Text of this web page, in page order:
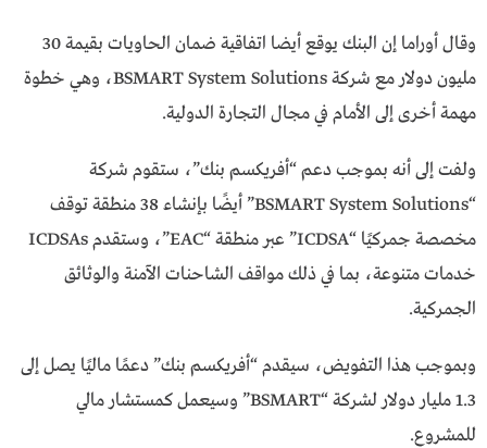
وقال أوراما إن البنك يوقع أيضا اتفاقية ضمان الحاويات بقيمة 30
مليون دولار مع شركة BSMART System Solutions، وهي خطوة
مهمة أخرى إلى الأمام في مجال التجارة الدولية.
ولفت إلى أنه بموجب دعم “أفريكسم بنك”، ستقوم شركة
“BSMART System Solutions” أيضًا بإنشاء 38 منطقة توقف
مخصصة جمركيًا “ICDSA” عبر منطقة “EAC”، وستقدم ICDSAs
خدمات متنوعة، بما في ذلك مواقف الشاحنات الآمنة والوثائق
الجمركية.
وبموجب هذا التفويض، سيقدم “أفريكسم بنك” دعمًا ماليًا يصل إلى
1.3 مليار دولار لشركة “BSMART” وسيعمل كمستشار مالي
للمشروع.